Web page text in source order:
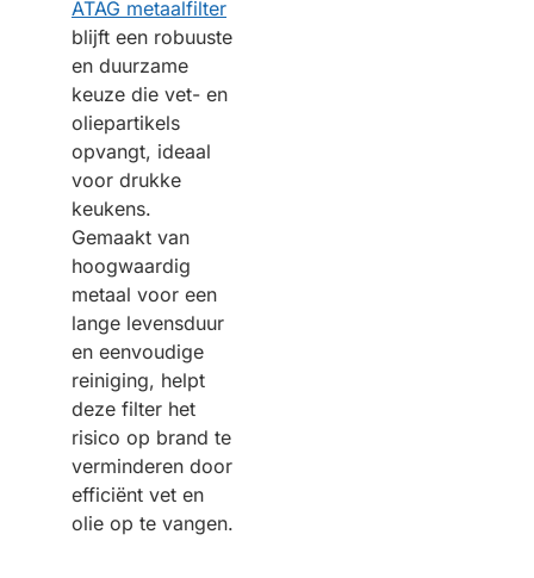
ATAG metaalfilter
blijft een robuuste
en duurzame
keuze die vet- en
oliepartikels
opvangt, ideaal
voor drukke
keukens.
Gemaakt van
hoogwaardig
metaal voor een
lange levensduur
en eenvoudige
reiniging, helpt
deze filter het
risico op brand te
verminderen door
efficiënt vet en
olie op te vangen.